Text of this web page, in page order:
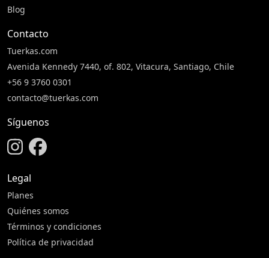
Blog
Contacto
Tuerkas.com
Avenida Kennedy 7440, of. 802, Vitacura, Santiago, Chile
+56 9 3760 0301
contacto@tuerkas.com
Síguenos
Legal
Planes
Quiénes somos
Términos y condiciones
Política de privacidad